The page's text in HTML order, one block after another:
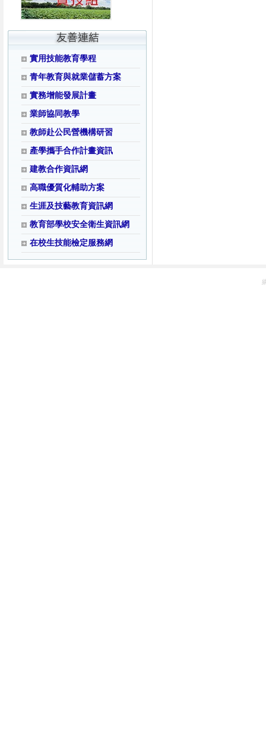
實用技能教育學程
青年教育與就業儲蓄方案
實務增能發展計畫
業師協同教學
教師赴公民營機構研習
產學攜手合作計畫資訊
建教合作資訊網
高職優質化輔助方案
生涯及技藝教育資訊網
教育部學校安全衛生資訊網
在校生技能檢定服務網